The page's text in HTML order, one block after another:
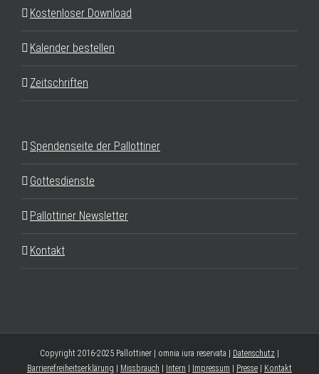
Kostenloser Download
Kalender bestellen
Zeitschriften
Spendenseite der Pallottiner
Gottesdienste
Pallottiner Newsletter
Kontakt
Copyright 2016-2025 Pallottiner | omnia iura reservata | Datenschutz |
Barrierefreiheitserklärung | Missbrauch | Intern | Impressum | Presse | Kontakt